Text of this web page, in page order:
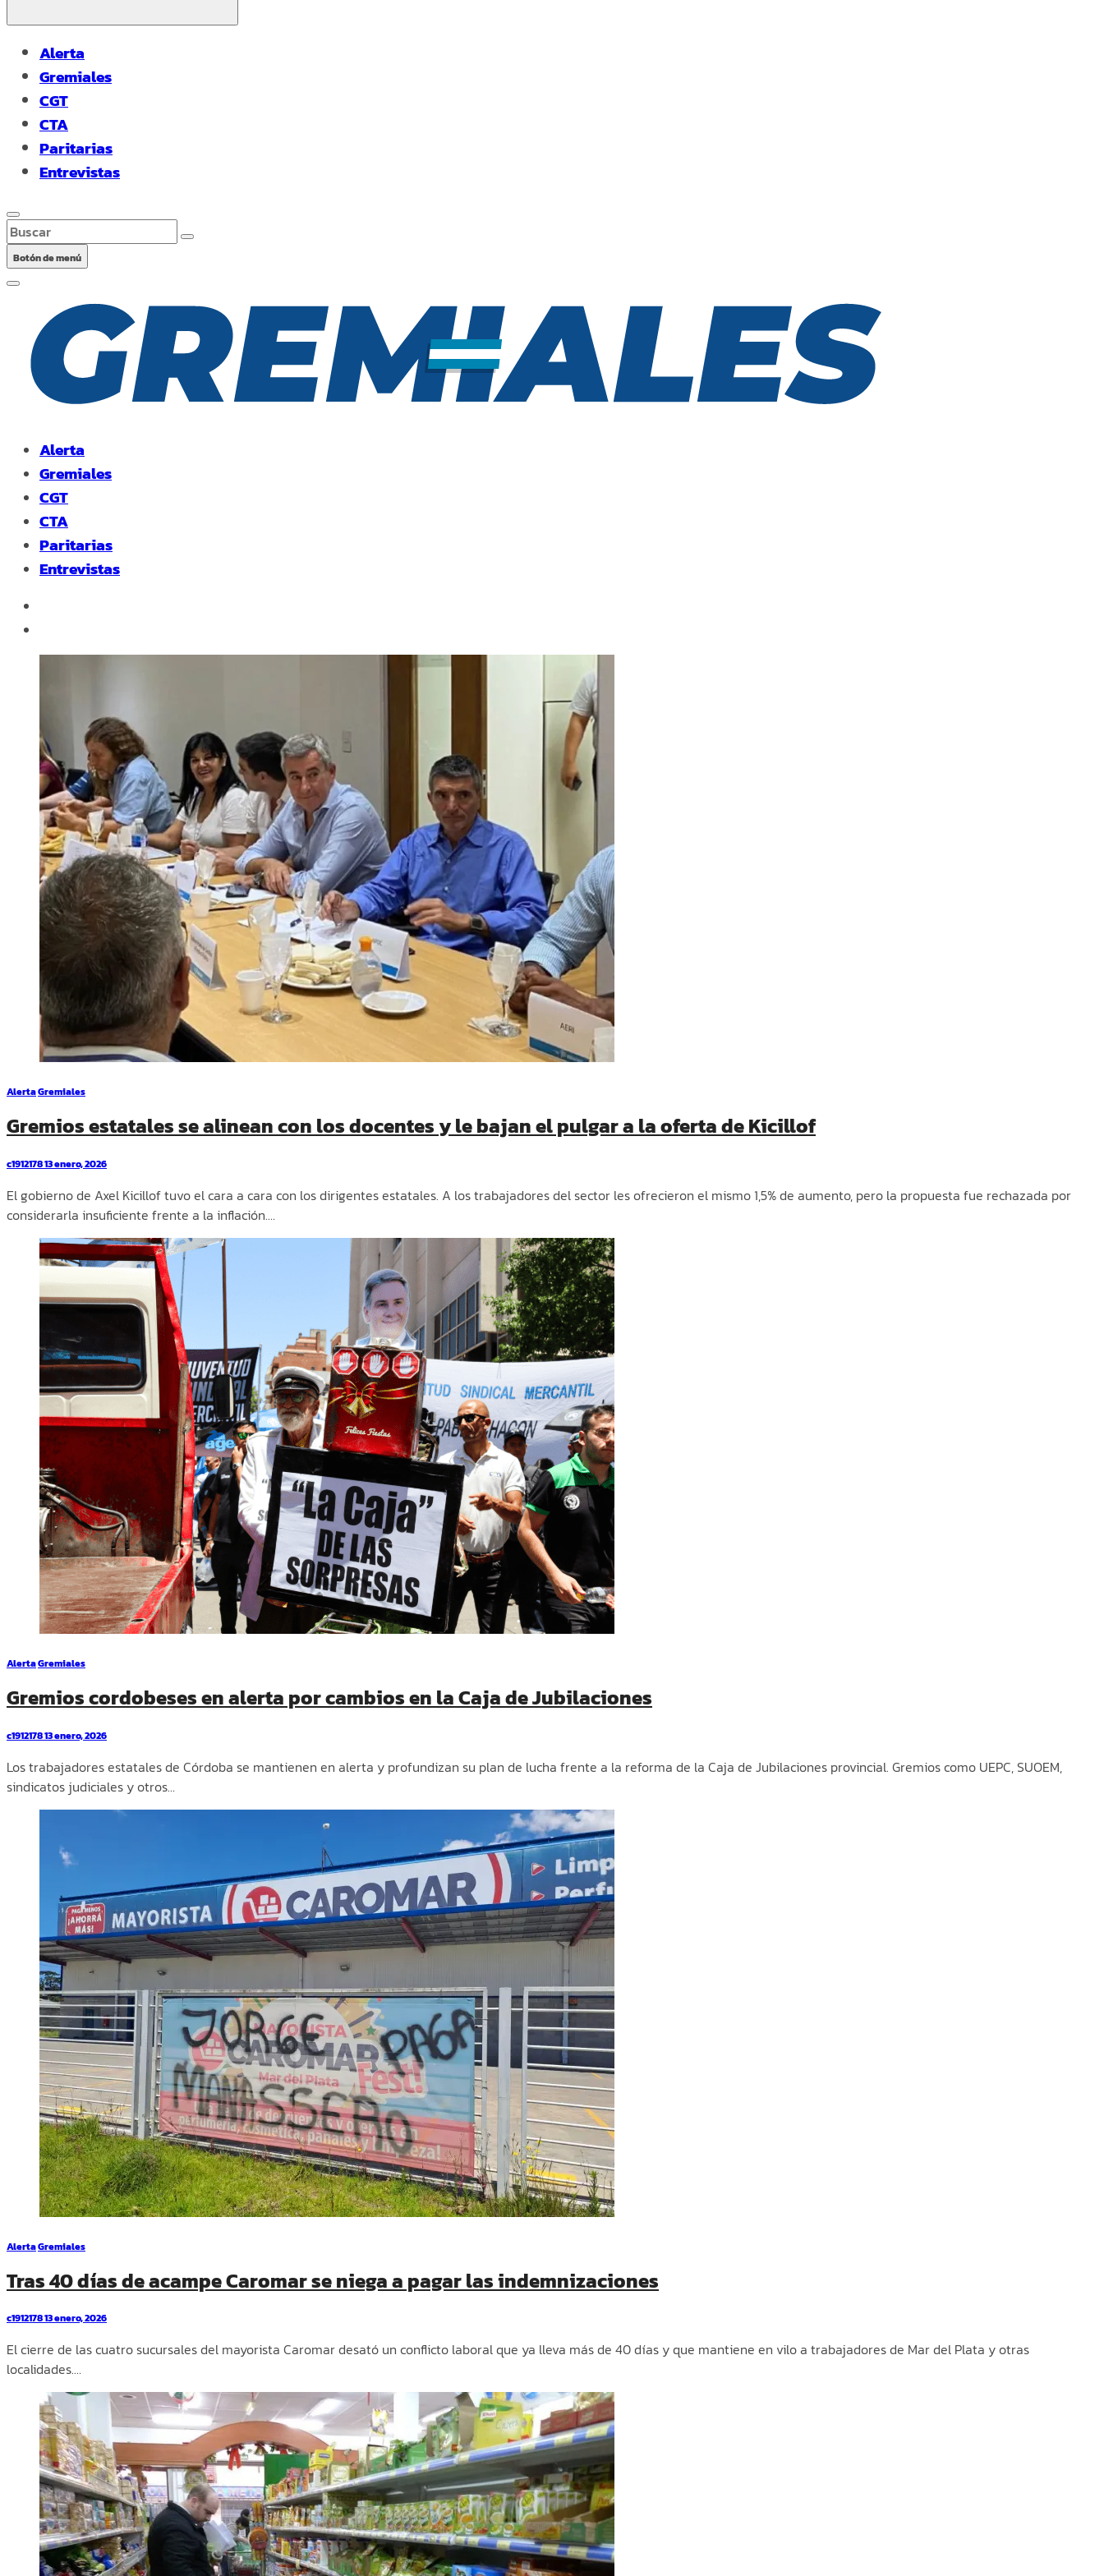
Alerta
Gremiales
CGT
CTA
Paritarias
Entrevistas
Buscar
Botón de menú
Alerta
Gremiales
CGT
CTA
Paritarias
Entrevistas
AlertaGremiales
Gremios estatales se alinean con los docentes y le bajan el pulgar a la oferta de Kicillof
c191217813 enero, 2026
El gobierno de Axel Kicillof tuvo el cara a cara con los dirigentes estatales. A los trabajadores del sector les ofrecieron el mismo 1,5% de aumento, pero la propuesta fue rechazada por
considerarla insuficiente frente a la inflación.…
AlertaGremiales
Gremios cordobeses en alerta por cambios en la Caja de Jubilaciones
c191217813 enero, 2026
Los trabajadores estatales de Córdoba se mantienen en alerta y profundizan su plan de lucha frente a la reforma de la Caja de Jubilaciones provincial. Gremios como UEPC, SUOEM,
sindicatos judiciales y otros…
AlertaGremiales
Tras 40 días de acampe Caromar se niega a pagar las indemnizaciones
c191217813 enero, 2026
El cierre de las cuatro sucursales del mayorista Caromar desató un conflicto laboral que ya lleva más de 40 días y que mantiene en vilo a trabajadores de Mar del Plata y otras
localidades.…